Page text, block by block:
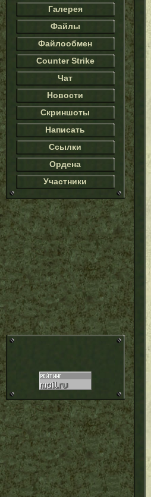
Галерея
Файлы
Файлообмен
Counter Strike
Чат
Новости
Скриншоты
Написать
Ссылки
Ордена
Участники